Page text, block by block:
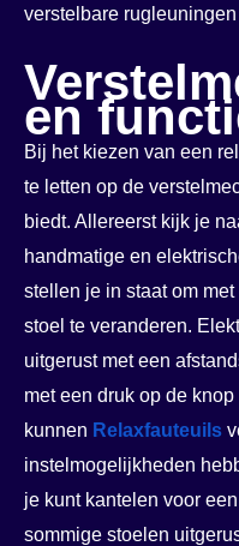
verstelbare
en
Bij het kiezen van een
te letten op de
biedt. Allereerst kijk je
handmatige en
stellen je in staat om
stoel te veranderen.
uitgerust met een
met een druk op de
kunnen Relaxfauteuils
instelmogelijkheden
je kunt kantelen voor
sommige stoelen